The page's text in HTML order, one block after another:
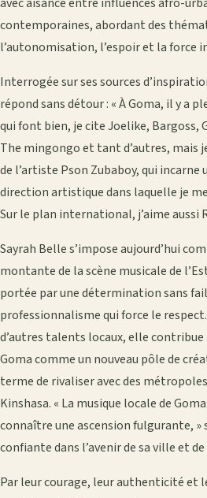
contemporaines, abordant des
l’autonomisation, l’espoir et la force
Interrogée sur ses sources
répond sans détour : « À Goma, il y a
qui font bien, je cite Joelike, Bargoss,
The mingongo et tant d’autres, mais
de l’artiste Pson Zubaboy, qui incarne
direction artistique dans laquelle je
Sur le plan international, j’aime aussi
Sayrah Belle s’impose aujourd’hui
montante de la scène musicale de
portée par une détermination sans
professionnalisme qui force le
d’autres talents locaux, elle
Goma comme un nouveau pôle de
terme de rivaliser avec des
Kinshasa. « La musique locale de
connaître une ascension fulgurante,
confiante dans l’avenir de sa ville et
Par leur courage, leur authenticité et